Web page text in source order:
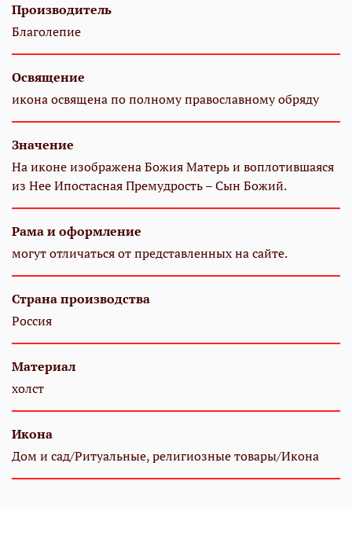
Производитель
Благолепие
Освящение
икона освящена по полному православному обряду
Значение
На иконе изображена Божия Матерь и воплотившаяся
из Нее Ипостасная Премудрость – Сын Божий.
Рама и оформление
могут отличаться от представленных на сайте.
Страна производства
Россия
Материал
холст
Икона
Дом и сад/Ритуальные, религиозные товары/Икона